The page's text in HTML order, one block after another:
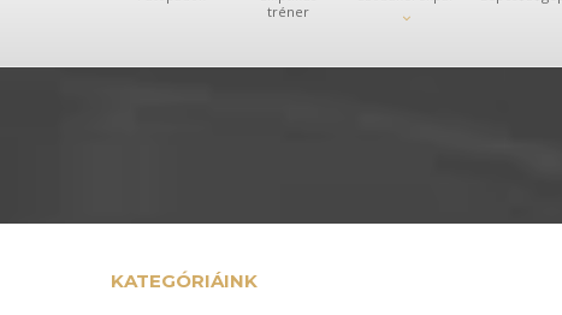
tréner
KATEGÓRIÁINK